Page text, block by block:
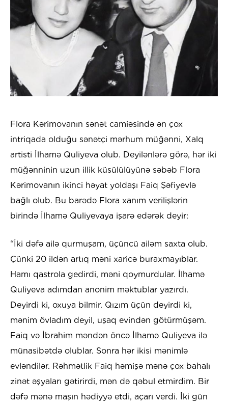
Flora Kərimovanın sənət camiəsində ən çox
intriqada olduğu sənətçi mərhum müğənni, Xalq
artisti İlhamə Quliyeva olub. Deyilənlərə görə, hər iki
müğənninin uzun illik küsülülüyünə səbəb Flora
Kərimovanın ikinci həyat yoldaşı Faiq Şəfiyevlə
bağlı olub. Bu barədə Flora xanım verilişlərin
birində İlhamə Quliyevaya işarə edərək deyir:
“İki dəfə ailə qurmuşam, üçüncü ailəm saxta olub.
Çünki 20 ildən artıq məni xaricə buraxmayıblar.
Hamı qastrola gedirdi, məni qoymurdular. İlhamə
Quliyeva adımdan anonim məktublar yazırdı.
Deyirdi ki, oxuya bilmir. Qızım üçün deyirdi ki,
mənim övladım deyil, uşaq evindən götürmüşəm.
Faiq və İbrahim məndən öncə İlhamə Quliyeva ilə
münasibətdə olublar. Sonra hər ikisi mənimlə
evləndilər. Rəhmətlik Faiq həmişə mənə çox bahalı
zinət əşyaları gətirirdi, mən də qəbul etmirdim. Bir
dəfə mənə maşın hədiyyə etdi, açarı verdi. İki gün